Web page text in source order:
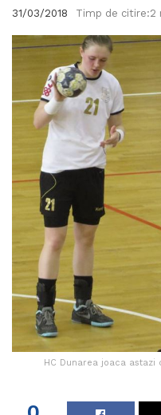
31/03/2018 Timp de citire:2
HC Dunarea joaca astazi